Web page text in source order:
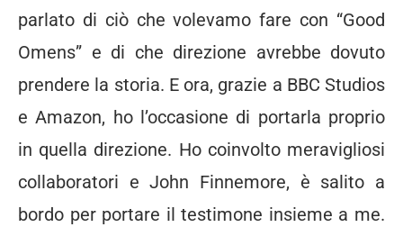
parlato di ciò che volevamo fare con “Good
Omens” e di che direzione avrebbe dovuto
prendere la storia. E ora, grazie a BBC Studios
e Amazon, ho l’occasione di portarla proprio
in quella direzione. Ho coinvolto meravigliosi
collaboratori e John Finnemore, è salito a
bordo per portare il testimone insieme a me.